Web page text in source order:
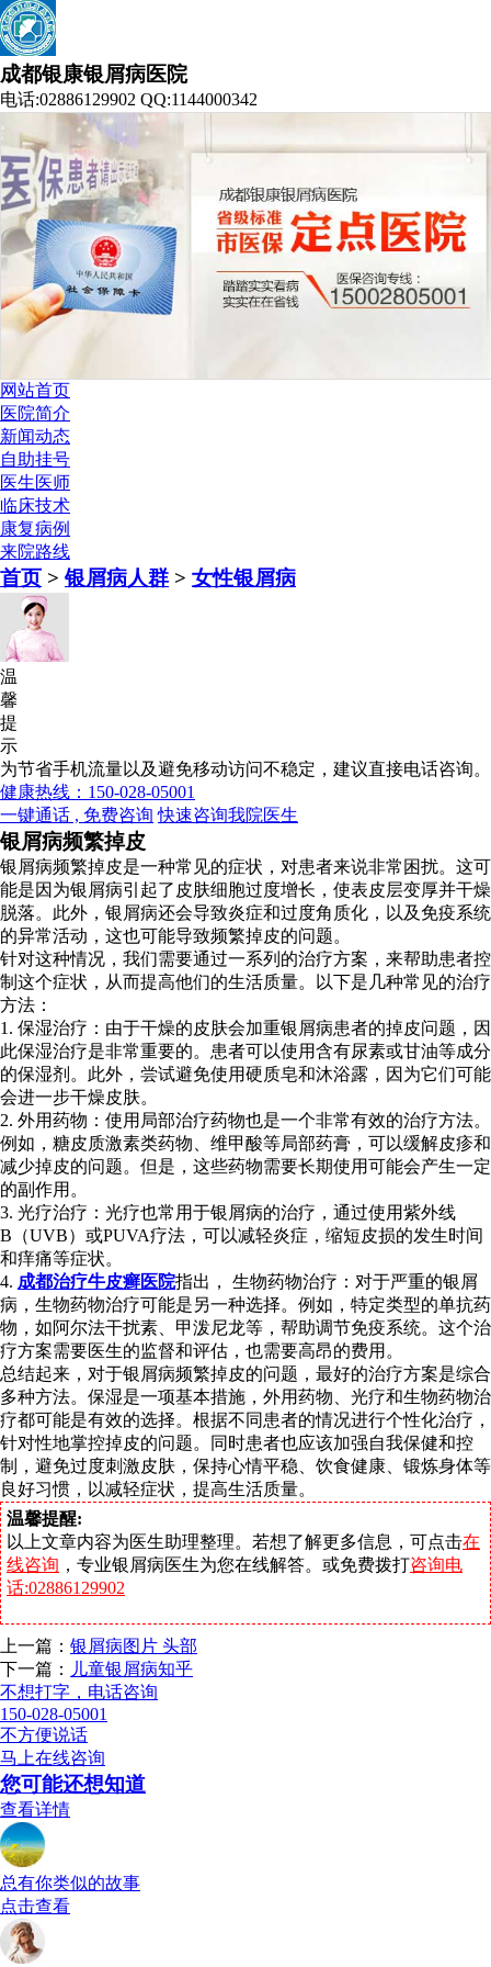
成都银康银屑病医院
电话:02886129902 QQ:1144000342
网站首页
医院简介
新闻动态
自助挂号
医生医师
临床技术
康复病例
来院路线
首页 >银屑病人群 > 女性银屑病
温
馨
提
示
为节省手机流量以及避免移动访问不稳定，建议直接电话咨询。
健康热线：150-028-05001
一键通话 , 免费咨询 快速咨询我院医生
银屑病频繁掉皮
银屑病频繁掉皮是一种常见的症状，对患者来说非常困扰。这可
能是因为银屑病引起了皮肤细胞过度增长，使表皮层变厚并干燥
脱落。此外，银屑病还会导致炎症和过度角质化，以及免疫系统
的异常活动，这也可能导致频繁掉皮的问题。
针对这种情况，我们需要通过一系列的治疗方案，来帮助患者控
制这个症状，从而提高他们的生活质量。以下是几种常见的治疗
方法：
1. 保湿治疗：由于干燥的皮肤会加重银屑病患者的掉皮问题，因
此保湿治疗是非常重要的。患者可以使用含有尿素或甘油等成分
的保湿剂。此外，尝试避免使用硬质皂和沐浴露，因为它们可能
会进一步干燥皮肤。
2. 外用药物：使用局部治疗药物也是一个非常有效的治疗方法。
例如，糖皮质激素类药物、维甲酸等局部药膏，可以缓解皮疹和
减少掉皮的问题。但是，这些药物需要长期使用可能会产生一定
的副作用。
3. 光疗治疗：光疗也常用于银屑病的治疗，通过使用紫外线
B（UVB）或PUVA疗法，可以减轻炎症，缩短皮损的发生时间
和痒痛等症状。
4. 成都治疗牛皮癣医院指出， 生物药物治疗：对于严重的银屑
病，生物药物治疗可能是另一种选择。例如，特定类型的单抗药
物，如阿尔法干扰素、甲泼尼龙等，帮助调节免疫系统。这个治
疗方案需要医生的监督和评估，也需要高昂的费用。
总结起来，对于银屑病频繁掉皮的问题，最好的治疗方案是综合
多种方法。保湿是一项基本措施，外用药物、光疗和生物药物治
疗都可能是有效的选择。根据不同患者的情况进行个性化治疗，
针对性地掌控掉皮的问题。同时患者也应该加强自我保健和控
制，避免过度刺激皮肤，保持心情平稳、饮食健康、锻炼身体等
良好习惯，以减轻症状，提高生活质量。
温馨提醒:
以上文章内容为医生助理整理。若想了解更多信息，可点击在
线咨询 ，专业银屑病医生为您在线解答。或免费拨打咨询电
话:02886129902
上一篇： 银屑病图片 头部
下一篇：
儿童银屑病知乎
不想打字，电话咨询
150-028-05001
不方便说话
马上在线咨询
您可能还想知道
查看详情
总有你类似的故事
点击查看